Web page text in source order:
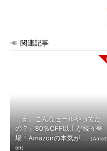
関連記事
「え、こんなセールやってた
の？」80％OFF以上が続々登
場！Amazonの本気が...
（Amaz
on）